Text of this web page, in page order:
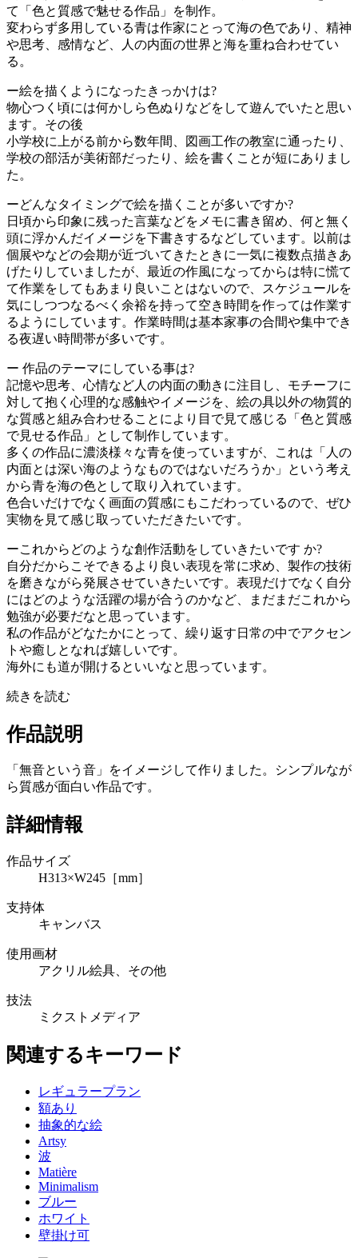
て「色と質感で魅せる作品」を制作。
変わらず多用している青は作家にとって海の色であり、精神
や思考、感情など、人の内面の世界と海を重ね合わせてい
る。
ー絵を描くようになったきっかけは?
物心つく頃には何かしら色ぬりなどをして遊んでいたと思い
ます。その後
小学校に上がる前から数年間、図画工作の教室に通ったり、
学校の部活が美術部だったり、絵を書くことが短にありまし
た。
ーどんなタイミングで絵を描くことが多いですか?
日頃から印象に残った言葉などをメモに書き留め、何と無く
頭に浮かんだイメージを下書きするなどしています。以前は
個展やなどの会期が近づいてきたときに一気に複数点描きあ
げたりしていましたが、最近の作風になってからは特に慌て
て作業をしてもあまり良いことはないので、スケジュールを
気にしつつなるべく余裕を持って空き時間を作っては作業す
るようにしています。作業時間は基本家事の合間や集中でき
る夜遅い時間帯が多いです。
ー 作品のテーマにしている事は?
記憶や思考、心情など人の内面の動きに注目し、モチーフに
対して抱く心理的な感触やイメージを、絵の具以外の物質的
な質感と組み合わせることにより目で見て感じる「色と質感
で見せる作品」として制作しています。
多くの作品に濃淡様々な青を使っていますが、これは「人の
内面とは深い海のようなものではないだろうか」という考え
から青を海の色として取り入れています。
色合いだけでなく画面の質感にもこだわっているので、ぜひ
実物を見て感じ取っていただきたいです。
ーこれからどのような創作活動をしていきたいです か?
自分だからこそできるより良い表現を常に求め、製作の技術
を磨きながら発展させていきたいです。表現だけでなく自分
にはどのような活躍の場が合うのかなど、まだまだこれから
勉強が必要だなと思っています。
私の作品がどなたかにとって、繰り返す日常の中でアクセン
トや癒しとなれば嬉しいです。
海外にも道が開けるといいなと思っています。
続きを読む
作品説明
「無音という音」をイメージして作りました。シンプルなが
ら質感が面白い作品です。
詳細情報
作品サイズ
H313×W245［mm］
支持体
キャンバス
使用画材
アクリル絵具、その他
技法
ミクストメディア
関連するキーワード
レギュラープラン
額あり
抽象的な絵
Artsy
波
Matière
Minimalism
ブルー
ホワイト
壁掛け可